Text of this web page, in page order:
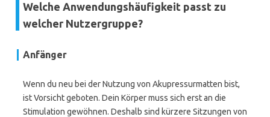
Welche Anwendungshäufigkeit passt zu
welcher Nutzergruppe?
Anfänger
Wenn du neu bei der Nutzung von Akupressurmatten bist,
ist Vorsicht geboten. Dein Körper muss sich erst an die
Stimulation gewöhnen. Deshalb sind kürzere Sitzungen von